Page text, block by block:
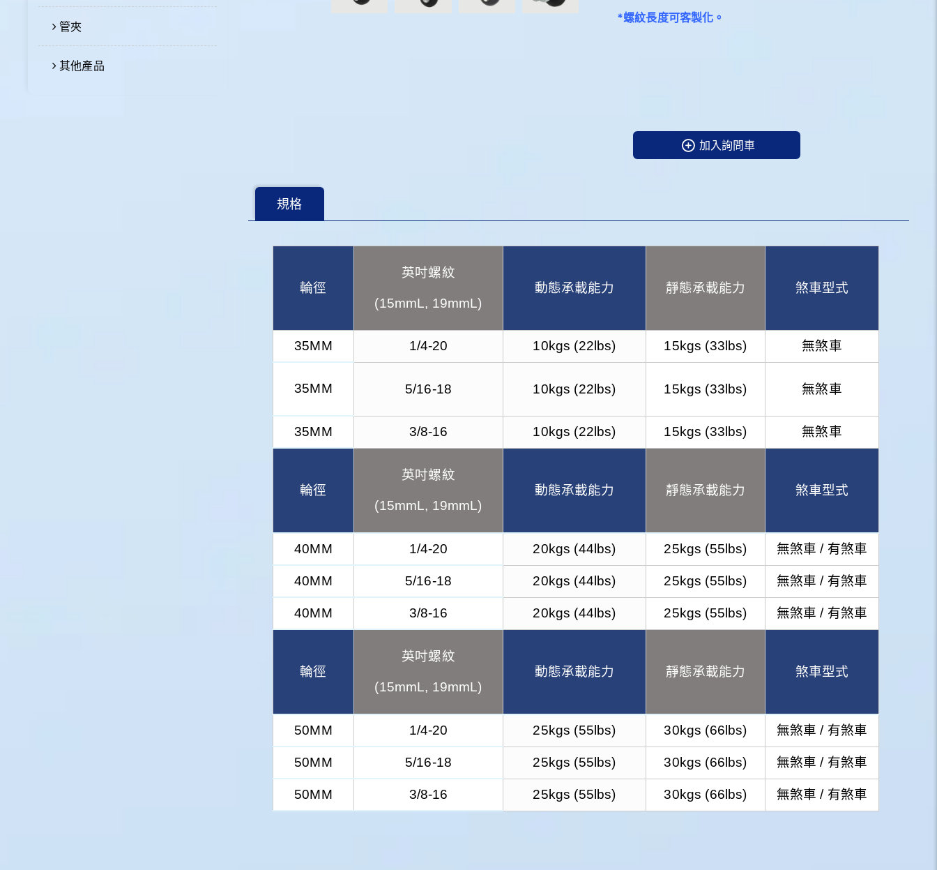
管夾
其他產品
*螺紋長度可客製化。
加入詢問車
規格
輪徑
英吋螺紋
(15mmL, 19mmL)
動態承載能力 靜態承載能力 煞車型式
35MM 1/4-20 10kgs (22lbs) 15kgs (33lbs) 無煞車
35MM 5/16-18 10kgs (22lbs) 15kgs (33lbs) 無煞車
35MM 3/8-16 10kgs (22lbs) 15kgs (33lbs) 無煞車
輪徑
英吋螺紋
(15mmL, 19mmL)
動態承載能力 靜態承載能力 煞車型式
40MM 1/4-20 20kgs (44lbs) 25kgs (55lbs) 無煞車 / 有煞車
40MM 5/16-18 20kgs (44lbs) 25kgs (55lbs) 無煞車 / 有煞車
40MM 3/8-16 20kgs (44lbs) 25kgs (55lbs) 無煞車 / 有煞車
輪徑
英吋螺紋
(15mmL, 19mmL)
動態承載能力 靜態承載能力 煞車型式
50MM 1/4-20 25kgs (55lbs) 30kgs (66lbs) 無煞車 / 有煞車
50MM 5/16-18 25kgs (55lbs) 30kgs (66lbs) 無煞車 / 有煞車
50MM 3/8-16 25kgs (55lbs) 30kgs (66lbs) 無煞車 / 有煞車